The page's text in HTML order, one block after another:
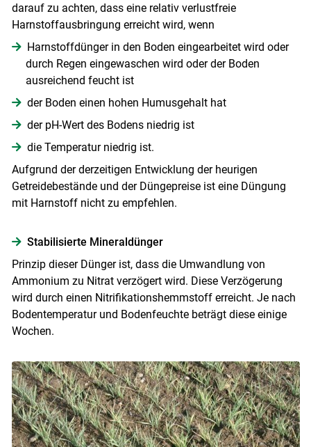
Skip to main content
darauf zu achten, dass eine relativ verlustfreie
Harnstoffausbringung erreicht wird, wenn
Harnstoffdünger in den Boden eingearbeitet wird oder
durch Regen eingewaschen wird oder der Boden
ausreichend feucht ist
der Boden einen hohen ­Humusgehalt hat
der pH-Wert des Bodens niedrig ist
die Temperatur niedrig ist.
Aufgrund der derzeitigen Entwicklung der heurigen
Getreidebestände und der Düngepreise ist eine Düngung
mit Harnstoff nicht zu empfehlen.
Stabilisierte Mineraldünger
Prinzip dieser Dünger ist, dass die Umwandlung von
Ammonium zu Nitrat verzögert wird. Diese Verzögerung
wird durch einen Nitrifikationshemmstoff erreicht. Je nach
Bodentemperatur und Bodenfeuchte beträgt diese einige
Wochen.